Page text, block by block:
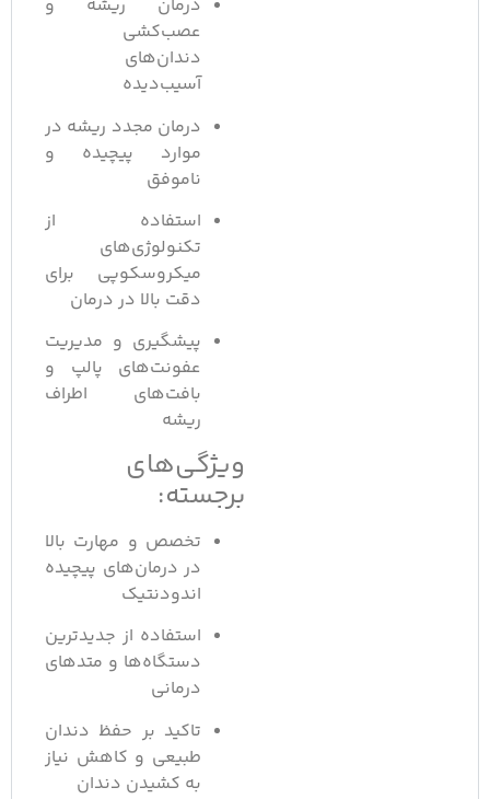
درمان ریشه و
عصب‌کشی
دندان‌های
آسیب‌دیده
درمان مجدد ریشه در
موارد پیچیده و
ناموفق
استفاده از
تکنولوژی‌های
میکروسکوپی برای
دقت بالا در درمان
پیشگیری و مدیریت
عفونت‌های پالپ و
بافت‌های اطراف
ویژگی‌های
برجسته:
تخصص و مهارت بالا
در درمان‌های پیچیده
اندودنتیک
استفاده از جدیدترین
دستگاه‌ها و متدهای
درمانی
تاکید بر حفظ دندان
طبیعی و کاهش نیاز
به کشیدن دندان